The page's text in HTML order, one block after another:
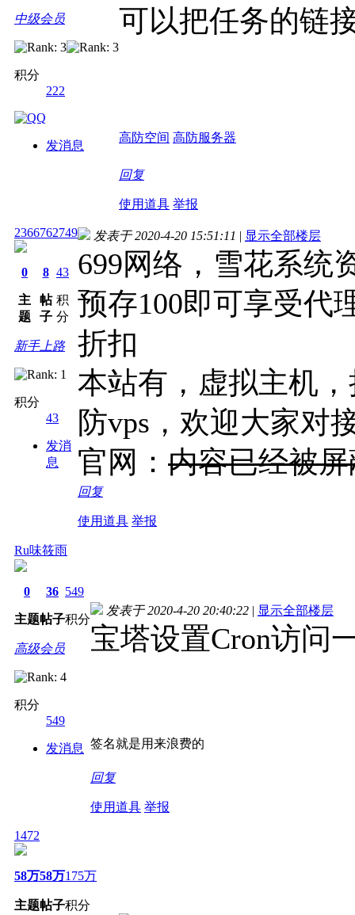
中级会员
积分
222
发消息
可以把任务的链
高防空间 高防服务器
回复
使用道具 举报
2366762749
0
主
题
8
帖
子
43
积
分
新手上路
积分
43
发消
息
发表于 2020-4-20 15:51:11 | 显示全部楼层
699网络，雪花系统
预存100即可享受代
折扣
本站有，虚拟主机
防vps，欢迎大家对
官网： 内容已经被
回复
使用道具 举报
Ru味筱雨
0
主题
36
帖子
549
积分
高级会员
积分
549
发消息
发表于 2020-4-20 20:40:22 | 显示全部楼层
宝塔设置Cron访问
签名就是用来浪费的
回复
使用道具 举报
1472
58万
主题
58万
帖子
175万
积分